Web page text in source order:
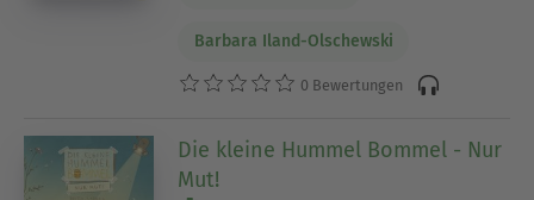
Barbara Iland-Olschewski
0 Bewertungen
Die kleine Hummel Bommel - Nur
Mut!